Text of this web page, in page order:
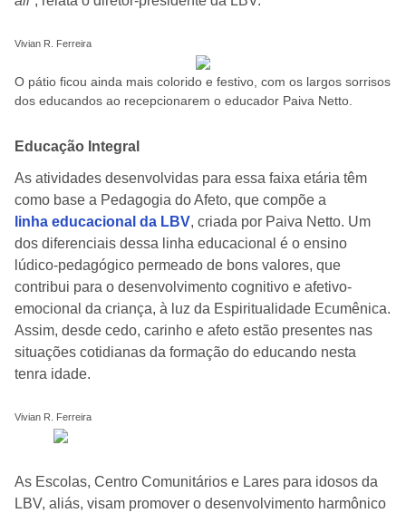
Vivian R. Ferreira
O pátio ficou ainda mais colorido e festivo, com os largos sorrisos
dos educandos ao recepcionarem o educador Paiva Netto.
Educação Integral
As atividades desenvolvidas para essa faixa etária têm
como base a Pedagogia do Afeto, que compõe a
linha educacional da LBV, criada por Paiva Netto. Um
dos diferenciais dessa linha educacional é o ensino
lúdico-pedagógico permeado de bons valores, que
contribui para o desenvolvimento cognitivo e afetivo-
emocional da criança, à luz da Espiritualidade Ecumênica.
Assim, desde cedo, carinho e afeto estão presentes nas
situações cotidianas da formação do educando nesta
tenra idade.
Vivian R. Ferreira
As Escolas, Centro Comunitários e Lares para idosos da
LBV, aliás, visam promover o desenvolvimento harmônico